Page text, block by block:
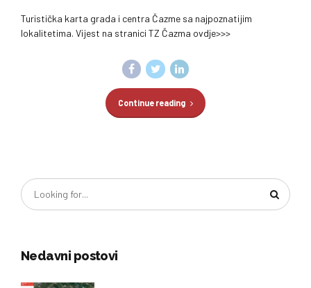
Turistička karta grada i centra Čazme sa najpoznatijim
lokalitetima. Vijest na stranici TZ Čazma ovdje>>>
Continue reading
Nedavni postovi